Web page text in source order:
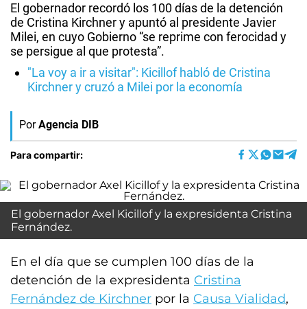
El gobernador recordó los 100 días de la detención
de Cristina Kirchner y apuntó al presidente Javier
Milei, en cuyo Gobierno “se reprime con ferocidad y
se persigue al que protesta”.
"La voy a ir a visitar": Kicillof habló de Cristina
Kirchner y cruzó a Milei por la economía
Por Agencia DIB
Para compartir:
El gobernador Axel Kicillof y la expresidenta Cristina
Fernández.
En el día que se cumplen 100 días de la
detención de la expresidenta Cristina
Fernández de Kirchner por la Causa Vialidad,